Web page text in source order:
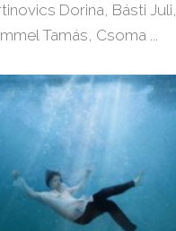
Dorina, Básti Juli,
Tamás, Csoma